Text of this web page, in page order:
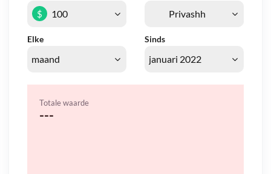
Elke Sinds
$
Totale waarde
---